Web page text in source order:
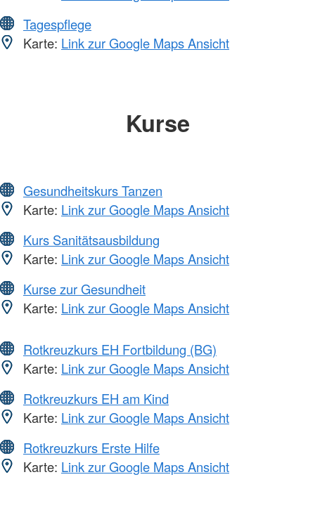
Tagespflege
Karte: Link zur Google Maps Ansicht
Kurse
Gesundheitskurs Tanzen
Karte: Link zur Google Maps Ansicht
Kurs Sanitätsausbildung
Karte: Link zur Google Maps Ansicht
Kurse zur Gesundheit
Karte: Link zur Google Maps Ansicht
Rotkreuzkurs EH Fortbildung (BG)
Karte: Link zur Google Maps Ansicht
Rotkreuzkurs EH am Kind
Karte: Link zur Google Maps Ansicht
Rotkreuzkurs Erste Hilfe
Karte: Link zur Google Maps Ansicht